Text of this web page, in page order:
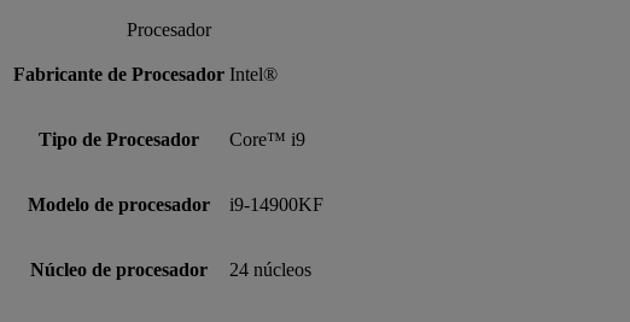
Procesador
Fabricante de Procesador Intel®
Tipo de Procesador Core™ i9
Modelo de procesador i9-14900KF
Núcleo de procesador 24 núcleos